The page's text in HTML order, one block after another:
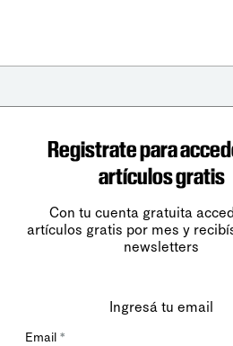
Registrate para
artículos gratis
Con tu cuenta gratuita
artículos gratis por mes y
newsletters
Ingresá tu email
Email *